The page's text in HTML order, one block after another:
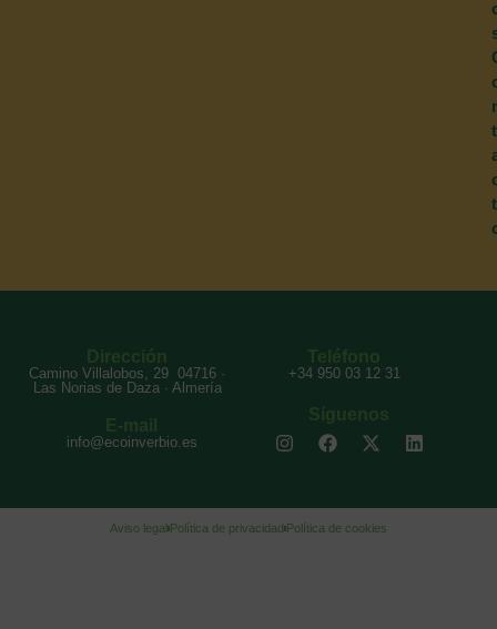
t
t
Camino Villalobos, 29 04716 ·
Las Norias de Daza · Almería
+34 950 03 12 31
info@ecoinverbio.es
Aviso legal Política de privacidad Política de cookies